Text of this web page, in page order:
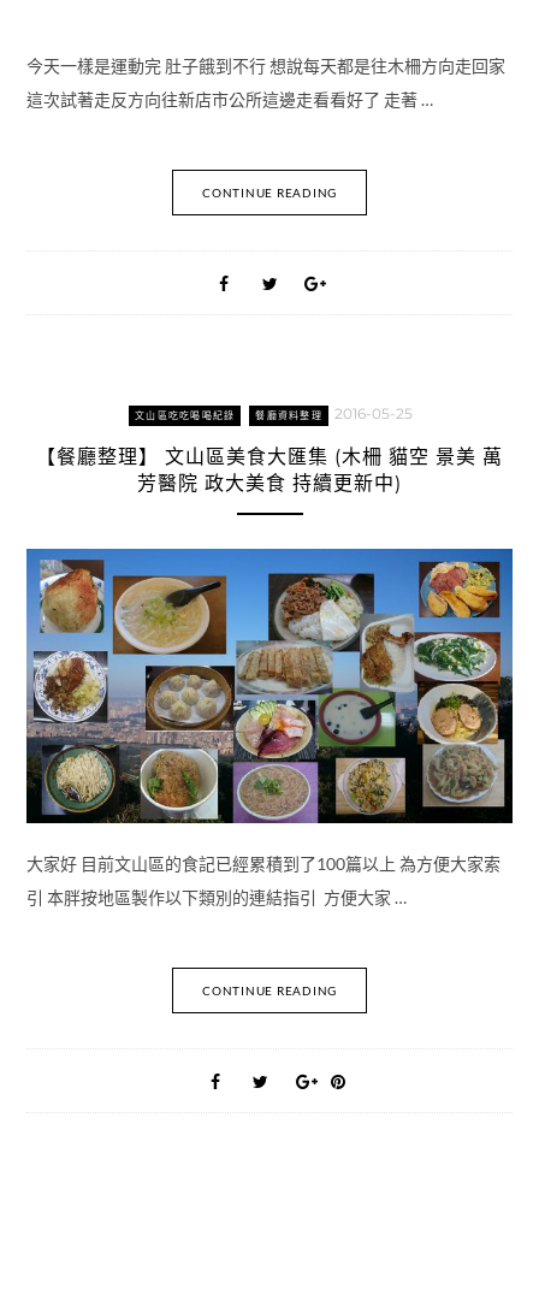
今天一樣是運動完 肚子餓到不行 想說每天都是往木柵方向走回家
這次試著走反方向往新店市公所這邊走看看好了 走著 …
CONTINUE READING
文山區吃吃喝喝紀錄 餐廳資料整理 2016-05-25
【餐廳整理】 文山區美食大匯集 (木柵 貓空 景美 萬
芳醫院 政大美食 持續更新中)
大家好 目前文山區的食記已經累積到了100篇以上 為方便大家索
引 本胖按地區製作以下類別的連結指引 方便大家 …
CONTINUE READING